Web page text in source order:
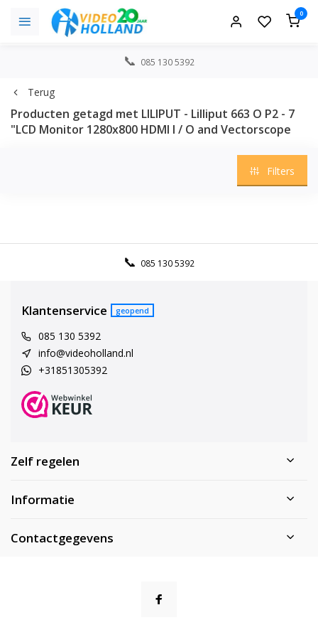
0
085 130 5392
Terug
Producten getagd met LILIPUT - Lilliput 663 O P2 - 7
"LCD Monitor 1280x800 HDMI I / O and Vectorscope
Filters
085 130 5392
Klantenservice geopend
085 130 5392
info@videoholland.nl
+31851305392
Zelf regelen
Informatie
Contactgegevens